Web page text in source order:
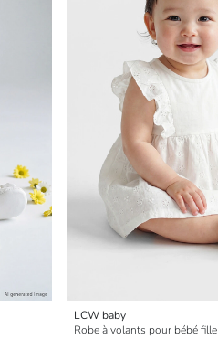
LCW baby
Robe à volants pour bébé fille